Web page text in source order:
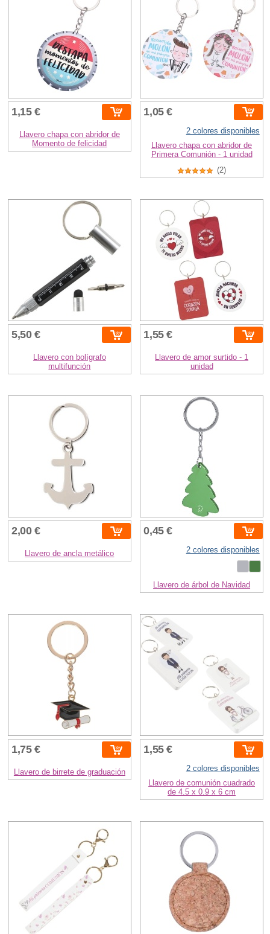
1,15 €
Llavero chapa con abridor de
Momento de felicidad
1,05 €
2 colores disponibles
Llavero chapa con abridor de
Primera Comunión - 1 unidad
(2)
5,50 €
Llavero con bolígrafo
multifunción
1,55 €
Llavero de amor surtido - 1
unidad
2,00 €
Llavero de ancla metálico
0,45 €
2 colores disponibles
Llavero de árbol de Navidad
1,75 €
Llavero de birrete de graduación
1,55 €
2 colores disponibles
Llavero de comunión cuadrado
de 4.5 x 0.9 x 6 cm